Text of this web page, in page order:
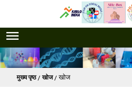
पग चिन्ह
मुख्य पृष्ठ खोज खोज